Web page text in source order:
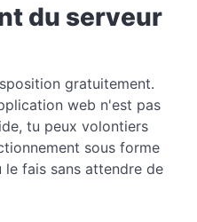
du serveur
gratuitement.
web n'est pas
tu peux volontiers
sous forme
le fais sans attendre de